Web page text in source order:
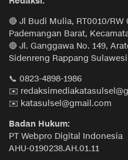
🔴 Jl Budi Mulia, RT0010/RW
Pademangan Barat,
🔴 Jl. Ganggawa No. 149,
Sidenreng Rappang
📞 0823-4898-1986
✉️
✉️ katasulsel@gmail.com
Badan Hukum:
PT Webpro Digital Indonesia
AHU-0190238.AH.01.11